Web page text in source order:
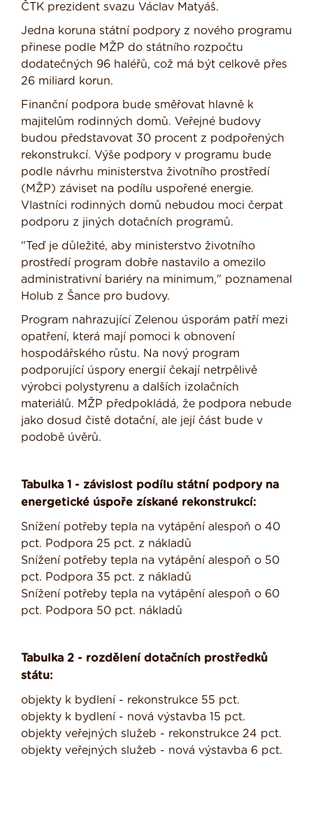
ČTK prezident svazu Václav Matyáš.
Jedna koruna státní podpory z nového programu
přinese podle MŽP do státního rozpočtu
dodatečných 96 haléřů, což má být celkově přes
26 miliard korun.
Finanční podpora bude směřovat hlavně k
majitelům rodinných domů. Veřejné budovy
budou představovat 30 procent z podpořených
rekonstrukcí. Výše podpory v programu bude
podle návrhu ministerstva životního prostředí
(MŽP) záviset na podílu uspořené energie.
Vlastníci rodinných domů nebudou moci čerpat
podporu z jiných dotačních programů.
"Teď je důležité, aby ministerstvo životního
prostředí program dobře nastavilo a omezilo
administrativní bariéry na minimum," poznamenal
Holub z Šance pro budovy.
Program nahrazující Zelenou úsporám patří mezi
opatření, která mají pomoci k obnovení
hospodářského růstu. Na nový program
podporující úspory energií čekají netrpělivě
výrobci polystyrenu a dalších izolačních
materiálů. MŽP předpokládá, že podpora nebude
jako dosud čistě dotační, ale její část bude v
podobě úvěrů.
Tabulka 1 - závislost podílu státní podpory na
energetické úspoře získané rekonstrukcí:
Snížení potřeby tepla na vytápění alespoň o 40
pct. Podpora 25 pct. z nákladů
Snížení potřeby tepla na vytápění alespoň o 50
pct. Podpora 35 pct. z nákladů
Snížení potřeby tepla na vytápění alespoň o 60
pct. Podpora 50 pct. nákladů
Tabulka 2 - rozdělení dotačních prostředků
státu:
objekty k bydlení - rekonstrukce 55 pct.
objekty k bydlení - nová výstavba 15 pct.
objekty veřejných služeb - rekonstrukce 24 pct.
objekty veřejných služeb - nová výstavba 6 pct.